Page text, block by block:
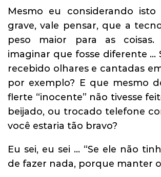
Mesmo eu considerando isto
grave, vale pensar, que a
peso maior para as coisas.
imaginar que fosse diferente …
recebido olhares e cantadas
por exemplo? E que mesmo
flerte “inocente” não tivesse
beijado, ou trocado telefone
você estaria tão bravo?
Eu sei, eu sei … “Se ele não
de fazer nada, porque manter